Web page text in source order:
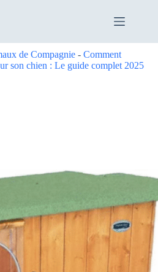
de Compagnie - Comment
son chien : Le guide complet 2025